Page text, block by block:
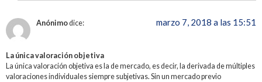
Anónimodice: marzo 7, 2018 a las 15:51
La única valoración objetiva
La única valoración objetiva es la de mercado, es decir, la derivada de múltiples
valoraciones individuales siempre subjetivas. Sin un mercado previo